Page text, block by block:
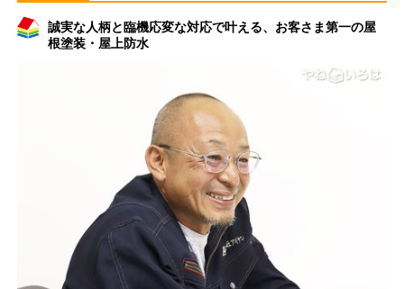
誠実な人柄と臨機応変な対応で叶える、お客さま第一の屋
根塗装・屋上防水